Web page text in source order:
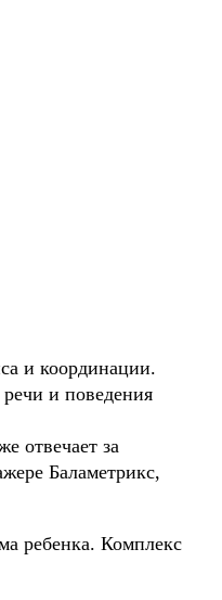
и координации.
и поведения
отвечает за
Баламетрикс,
ребенка. Комплекс